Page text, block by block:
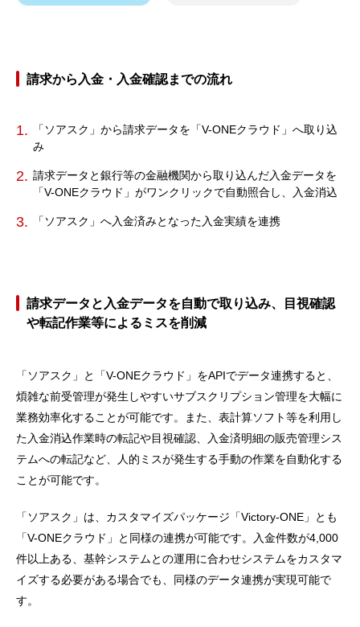
請求から入金・入金確認までの流れ
「ソアスク」から請求データを「V-ONEクラウド」へ取り込
み
請求データと銀行等の金融機関から取り込んだ入金データを
「V-ONEクラウド」がワンクリックで自動照合し、入金消込
「ソアスク」へ入金済みとなった入金実績を連携
請求データと入金データを自動で取り込み、目視確認
や転記作業等によるミスを削減
「ソアスク」と「V-ONEクラウド」をAPIでデータ連携すると、
煩雑な前受管理が発生しやすいサブスクリプション管理を大幅に
業務効率化することが可能です。また、表計算ソフト等を利用し
た入金消込作業時の転記や目視確認、入金済明細の販売管理シス
テムへの転記など、人的ミスが発生する手動の作業を自動化する
ことが可能です。
「ソアスク」は、カスタマイズパッケージ「Victory-ONE」とも
「V-ONEクラウド」と同様の連携が可能です。入金件数が4,000
件以上ある、基幹システムとの運用に合わせシステムをカスタマ
イズする必要がある場合でも、同様のデータ連携が実現可能で
す。